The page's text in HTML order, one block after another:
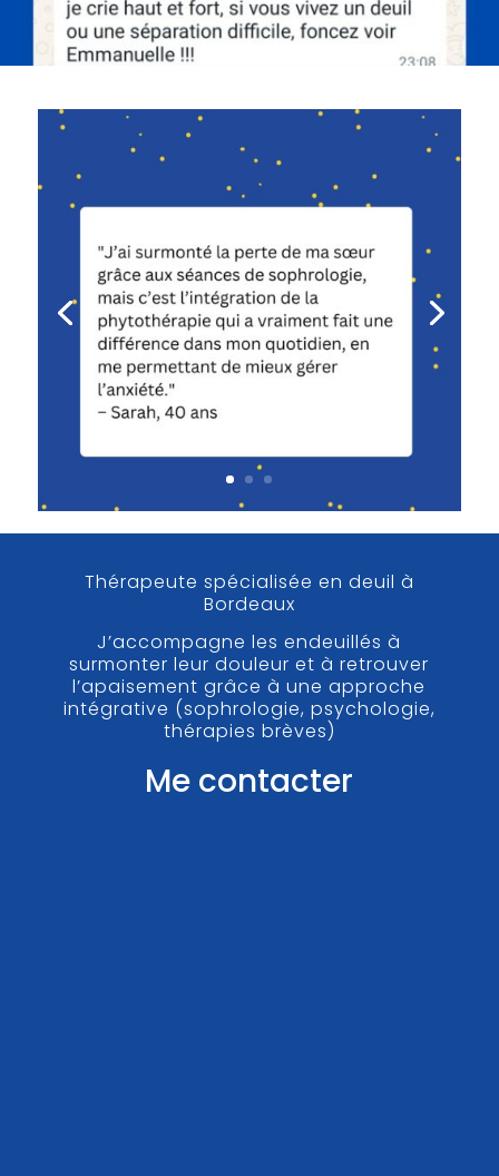
Thérapeute spécialisée en deuil à
Bordeaux
J’accompagne les endeuillés à
surmonter leur douleur et à retrouver
l’apaisement grâce à une approche
intégrative (sophrologie, psychologie,
thérapies brèves)
Me contacter